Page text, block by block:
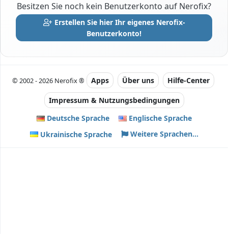
Besitzen Sie noch kein Benutzerkonto auf Nerofix?
Erstellen Sie hier Ihr eigenes Nerofix-
Benutzerkonto!
© 2002 - 2026 Nerofix ® Apps Über uns Hilfe-Center
Impressum & Nutzungsbedingungen
Deutsche Sprache
Englische Sprache
Ukrainische Sprache
Weitere Sprachen...